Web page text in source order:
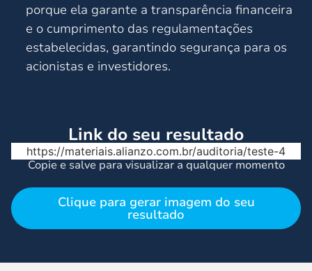
porque ela garante a transparência financeira
e o cumprimento das regulamentações
estabelecidas, garantindo segurança para os
acionistas e investidores.
Link do seu resultado
https://materiais.alianzo.com.br/auditoria/teste-4
Copie e salve para visualizar a qualquer momento
Clique para gerar imagem do seu
resultado